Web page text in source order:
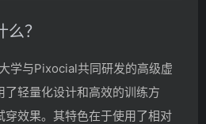
？
学与Pixocial共同研发的高级虚
轻量化设计和高效的训练方
穿效果。其特色在于使用了相对